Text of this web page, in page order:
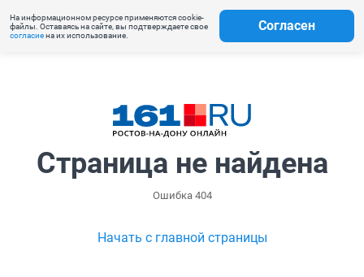
На информационном ресурсе применяются cookie-
файлы. Оставаясь на сайте, вы подтверждаете свое
согласиена их использование.
Согласен
Страница не найдена
Ошибка 404
Начать с главной страницы